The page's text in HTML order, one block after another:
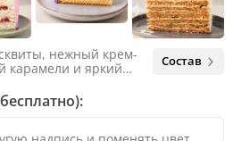
нежный крем-
карамели и яркий
карамели, не
остаться
Состав